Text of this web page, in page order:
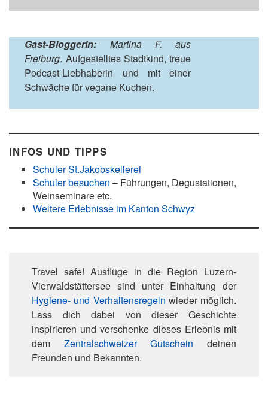
Gast-Bloggerin: Martina F. aus
Freiburg. Aufgestelltes Stadtkind, treue
Podcast-Liebhaberin und mit einer
Schwäche für vegane Kuchen.
INFOS UND TIPPS
Schuler St.Jakobskellerei
Schuler besuchen – Führungen, Degustationen,
Weinseminare etc.
Weitere Erlebnisse im Kanton Schwyz
Travel safe! Ausflüge in die Region Luzern-
Vierwaldstättersee sind unter Einhaltung der
Hygiene- und Verhaltensregeln wieder möglich.
Lass dich dabei von dieser Geschichte
inspirieren und verschenke dieses Erlebnis mit
dem Zentralschweizer Gutschein deinen
Freunden und Bekannten.